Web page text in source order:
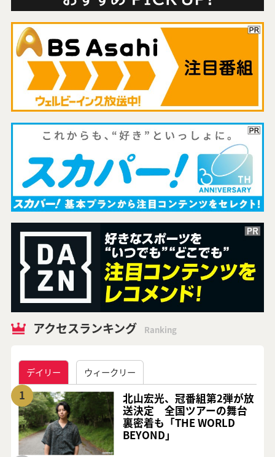
アクセスランキング Ranking
デイリー ウィークリー
1
北山宏光、冠番組第2弾が放
送決定 全国ツアーの舞台
裏密着も「THE WORLD
BEYOND」